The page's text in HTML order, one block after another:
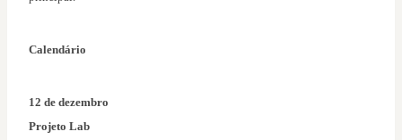
Calendário
12 de dezembro
Projeto Lab